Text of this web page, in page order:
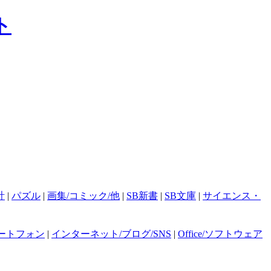
| パズル | 画集/コミック/他 | SB新書 | SB文庫 | サイエンス・
トフォン | インターネット/ブログ/SNS | Office/ソフトウェア